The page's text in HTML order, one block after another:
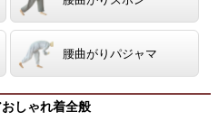
腰曲がりパジャマ
しゃれ着全般